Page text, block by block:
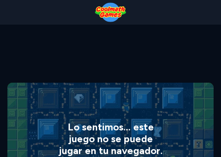
Lo sentimos... este
juego no se puede
jugar en tu navegador.